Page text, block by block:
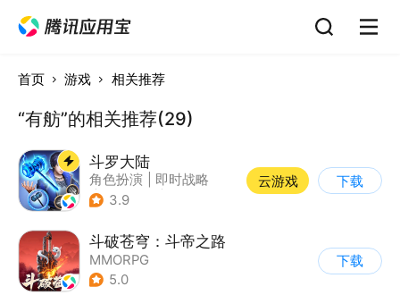
首页 游戏 相关推荐
“有舫”的相关推荐(29)
斗罗大陆
角色扮演
即时战略
| 小说改编
3.9
云游戏 下载
斗破苍穹：斗帝之路
MMORPG
5.0
下载